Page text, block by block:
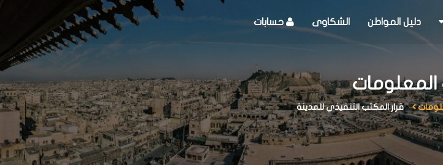
دليل المواطن الشكاوى حسابات
المعلومات
قرار المكتب التنفيذي للمدينة